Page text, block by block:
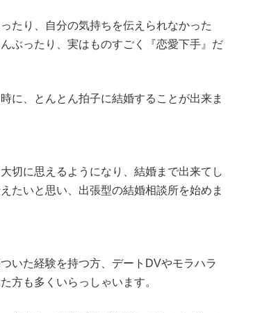
たり、自分の気持ちを伝えられなかった
ぶったり、実はものすごく『恋愛下手』だ
に、とんとん拍子に結婚することが出来ま
切に思えるようになり、結婚まで出来てし
たいと思い、出張型の結婚相談所を始めま
いた経験を持つ方、デートDVやモラハラ
方も多くいらっしゃいます。